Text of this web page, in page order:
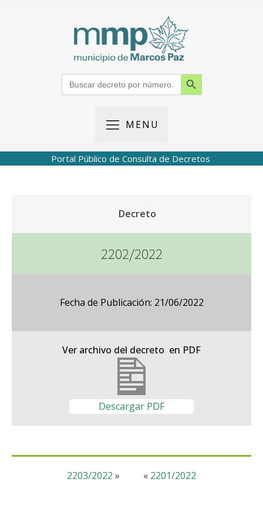
Search
for:
Search Button
MENU
Portal Público de Consulta de Decretos
Decreto
2202/2022
Fecha de Publicación: 21/06/2022
Ver archivo del decreto en PDF
Descargar PDF
« 2201/2022
2203/2022 »